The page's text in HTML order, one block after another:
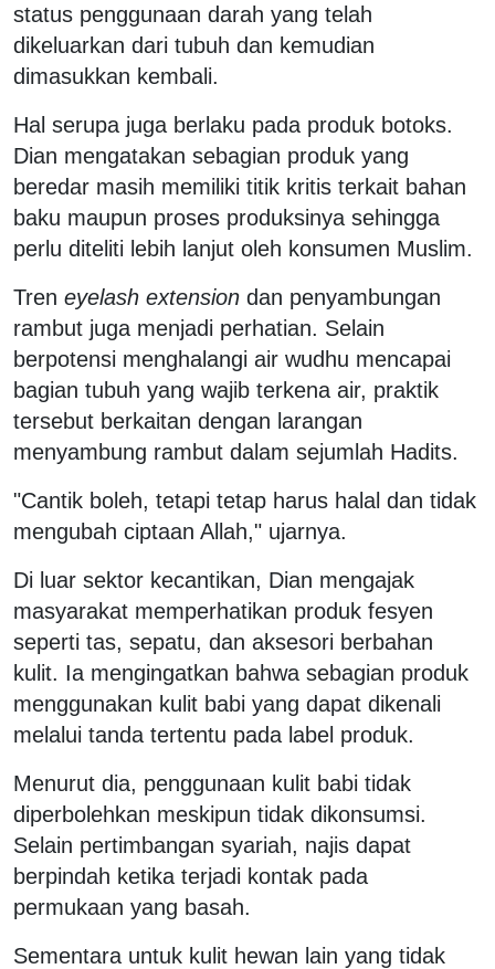
status penggunaan darah yang telah
dikeluarkan dari tubuh dan kemudian
dimasukkan kembali.
Hal serupa juga berlaku pada produk botoks.
Dian mengatakan sebagian produk yang
beredar masih memiliki titik kritis terkait bahan
baku maupun proses produksinya sehingga
perlu diteliti lebih lanjut oleh konsumen Muslim.
Tren eyelash extension dan penyambungan
rambut juga menjadi perhatian. Selain
berpotensi menghalangi air wudhu mencapai
bagian tubuh yang wajib terkena air, praktik
tersebut berkaitan dengan larangan
menyambung rambut dalam sejumlah Hadits.
"Cantik boleh, tetapi tetap harus halal dan tidak
mengubah ciptaan Allah," ujarnya.
Di luar sektor kecantikan, Dian mengajak
masyarakat memperhatikan produk fesyen
seperti tas, sepatu, dan aksesori berbahan
kulit. Ia mengingatkan bahwa sebagian produk
menggunakan kulit babi yang dapat dikenali
melalui tanda tertentu pada label produk.
Menurut dia, penggunaan kulit babi tidak
diperbolehkan meskipun tidak dikonsumsi.
Selain pertimbangan syariah, najis dapat
berpindah ketika terjadi kontak pada
permukaan yang basah.
Sementara untuk kulit hewan lain yang tidak